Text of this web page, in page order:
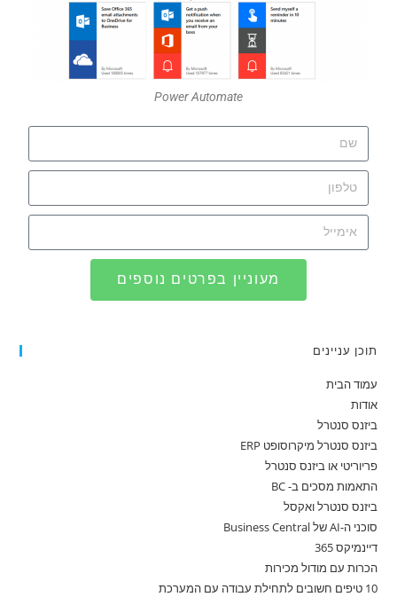
Power Automate
מעוניין בפרטים נוספים
תוכן עניינים
עמוד הבית
אודות
ביזנס סנטרל
ביזנס סנטרל מיקרוסופט ERP
פריוריטי או ביזנס סנטרל
התאמות מסכים ב- BC
ביזנס סנטרל ואקסל
סוכני ה-AI של Business Central
דיינמיקס 365
הכרות עם מודול מכירות
10 טיפים חשובים לתחילת עבודה עם המערכת